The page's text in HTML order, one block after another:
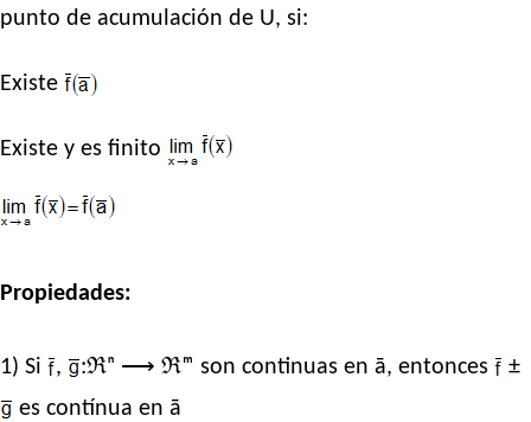
punto de acumulación de U, si:
Existe
Existe y es finito
Propiedades:
1) Si , :ℜⁿ ⟶ ℜᵐ son continuas en ā, entonces
±
es contínua en ā